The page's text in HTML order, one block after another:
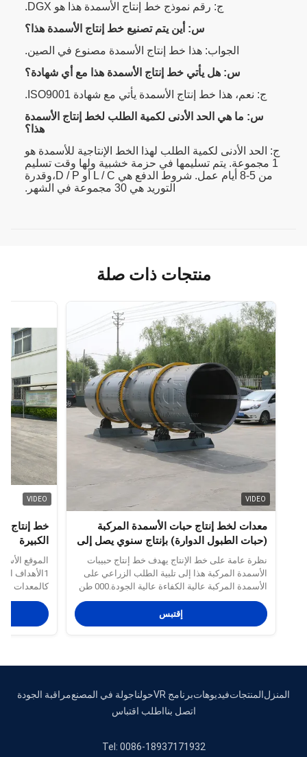
ج: رقم نموذج خط إنتاج الأسمدة هذا هو DGX.
س: أين يتم تصنيع خط إنتاج الأسمدة هذا؟
الجواب: هذا خط إنتاج الأسمدة مصنوع في الصين.
س: هل يأتي خط إنتاج الأسمدة هذا مع أي شهادة؟
ج: نعم، هذا خط إنتاج الأسمدة يأتي مع شهادة ISO9001.
س: ما هي الحد الأدنى لكمية الطلب لخط إنتاج الأسمدة
هذا؟
ج: الحد الأدنى لكمية الطلب لهذا الخط الإنتاجية للأسمدة هو
1 مجموعة. يتم تسليمها في حزمة خشبية ولها وقت تسليم
من 5-8 أيام عمل. شروط الدفع هي L / C أو D / P،وقدرة
التوريد هي 30 مجموعة في الشهر.
منتجات ذات صلة
VIDEO
معدات لخط إنتاج حبات الأسمدة المركبة
(حبات الطبول الدوارة) بإنتاج سنوي يصل إلى
50،000 طن (N20٪ ، K15٪ ، Urea40٪)
نظرة عامة على خط الإنتاج يهدف خط إنتاج حبيبات
الأسمدة المركبة هذا إلى تلبية الطلب الزراعي على
الأسمدة المركبة عالية الكفاءة عالية الجودة.000 طن
من الأسمدة سنوياً، مع محتوى النيتروجين 20٪،
الإنتاج يستخدم طبل حجر الدوار كوحدة حجر
إقتبس
VIDEO
خط إنتاج
الكبيرة
الموقع
1الأهداف
كالمعدات
يتم معالجة
المنزلالمنتجاتفيديوهاتبرنامج VR حولناجولة في المصنعمراقبة الجودة
اتصل بنااطلب اقتباس
Tel: 0086-18937171932